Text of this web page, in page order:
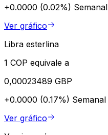
+0.0000 (0.02%) Semanal
Ver gráfico
Libra esterlina
1 COP equivale a
0,00023489 GBP
+0.0000 (0.17%) Semanal
Ver gráfico